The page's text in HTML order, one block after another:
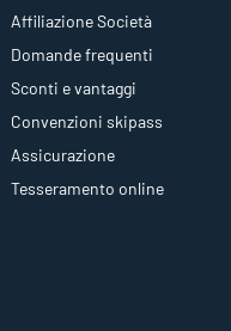
Affiliazione Società
Domande frequenti
Sconti e vantaggi
Convenzioni skipass
Assicurazione
Tesseramento online